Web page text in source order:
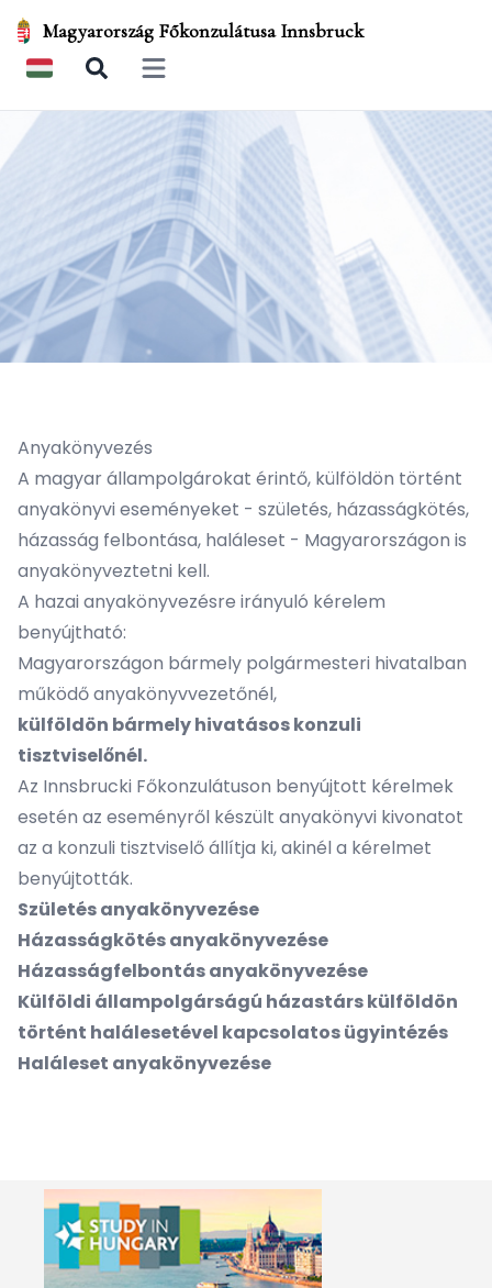
Magyarország Főkonzulátusa Innsbruck
Open main menu
Anyakönyvezés
A magyar állampolgárokat érintő, külföldön történt
anyakönyvi eseményeket - születés, házasságkötés,
házasság felbontása, haláleset - Magyarországon is
anyakönyveztetni kell.
A hazai anyakönyvezésre irányuló kérelem
benyújtható:
Magyarországon bármely polgármesteri hivatalban
működő anyakönyvvezetőnél,
külföldön bármely hivatásos konzuli
tisztviselőnél.
Az Innsbrucki Főkonzulátuson benyújtott kérelmek
esetén az eseményről készült anyakönyvi kivonatot
az a konzuli tisztviselő állítja ki, akinél a kérelmet
benyújtották.
Születés anyakönyvezése
Házasságkötés anyakönyvezése
Házasságfelbontás anyakönyvezése
Külföldi állampolgárságú házastárs külföldön
történt halálesetével kapcsolatos ügyintézés
Haláleset anyakönyvezése